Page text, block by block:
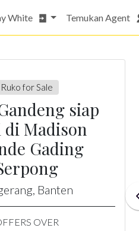
White Temukan Agent
Ruko for Sale
siap
Madison
Gading
Banten
OVER